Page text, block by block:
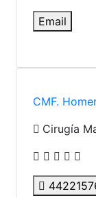
Email
CMF.
Cirugía